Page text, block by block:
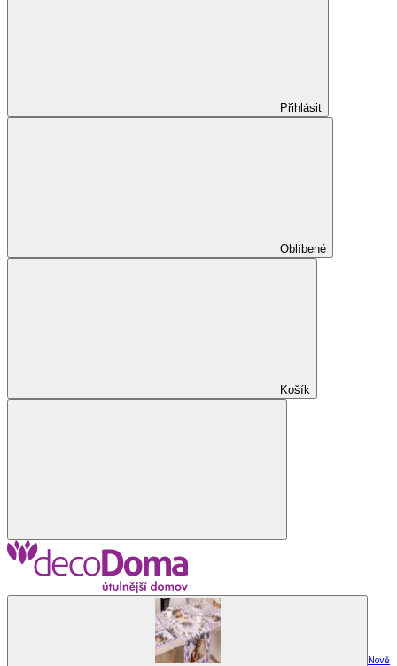
Přihlásit
Oblíbené
Košík
Nově